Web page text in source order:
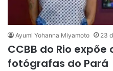
Ayumi Yohanna Miyamoto 23
CCBB do Rio
fotógrafas do Pará